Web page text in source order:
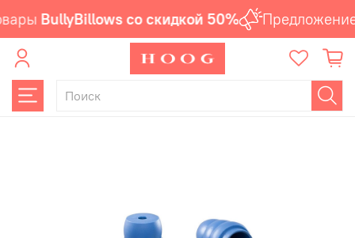
BullyBillows со скидкой 50% Предложение